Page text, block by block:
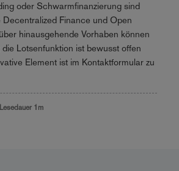
oder Schwarmfinanzierung sind
Finance und Open
hinausgehende Vorhaben können
Lotsenfunktion ist bewusst offen
Element ist im Kontaktformular zu
Lesedauer 1m